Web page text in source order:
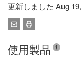
更新しました Aug
使用製品